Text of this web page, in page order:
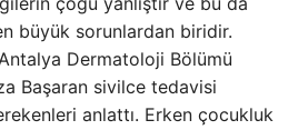
büyük sorunlardan biridir.
Dermatoloji Bölümü
Başaran sivilce tedavisi
anlattı. Erken çocukluk